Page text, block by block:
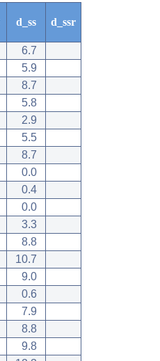
d_ss d_ssr
6.7
5.9
8.7
5.8
2.9
5.5
8.7
0.0
0.4
0.0
3.3
8.8
10.7
9.0
0.6
7.9
8.8
9.8